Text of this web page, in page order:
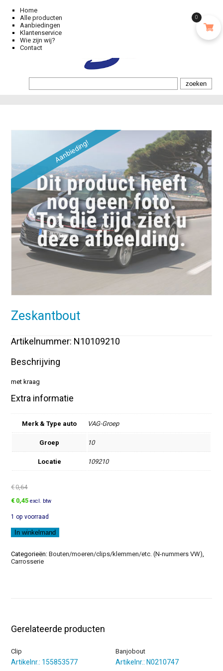
Home
Alle producten
Aanbiedingen
Klantenservice
Wie zijn wij?
Contact
Aanbieding!
Zeskantbout
Artikelnummer: N10109210
Beschrijving
met kraag
Extra informatie
Merk & Type auto VAG-Groep
Groep 10
Locatie 109210
€0,64
Oorspronkelijke
was:
€0,64.
€ 0,45Huidige
is:
€0,45.
excl. btw
1 op voorraad
Zeskantbout
aantal
In winkelmand
Categorieën:Bouten/moeren/clips/klemmen/etc. (N-nummers VW),
Carrosserie
Gerelateerde producten
Clip
Artikelnr.: 155853577
Banjobout
Artikelnr.: N0210747
0